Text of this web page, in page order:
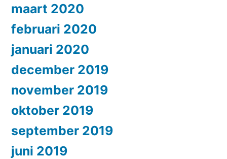
maart 2020
februari 2020
januari 2020
december 2019
november 2019
oktober 2019
september 2019
juni 2019